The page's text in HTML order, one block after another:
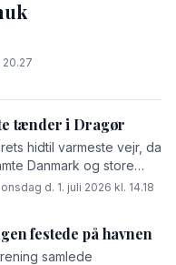
20.27
tænder i Dragør
hidtil varmeste vejr, da
Danmark og store
d. 1. juli 2026 kl. 14.18
festede på havnen
samlede